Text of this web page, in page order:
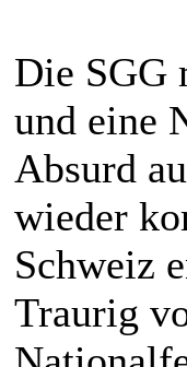
Die SGG
und eine
Absurd
wieder
Schweiz
Traurig